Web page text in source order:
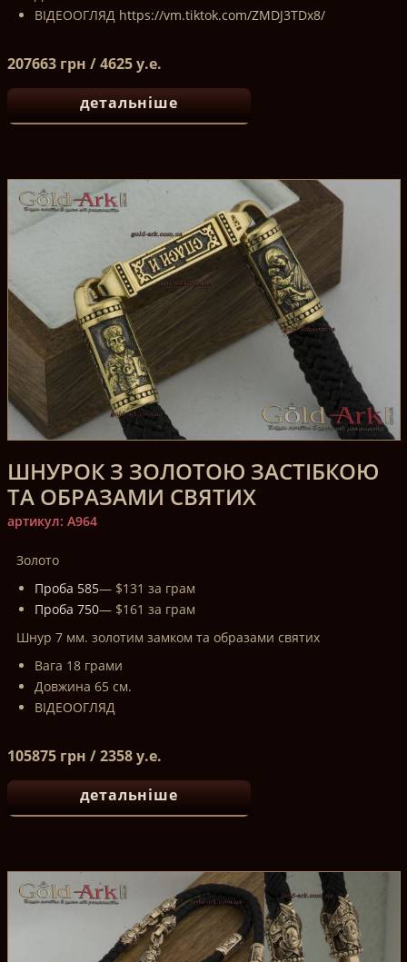
ВІДЕООГЛЯД https://vm.tiktok.com/ZMDJ3TDx8/
207663 грн / 4625 у.е.
детальніше
ШНУРОК З ЗОЛОТОЮ ЗАСТІБКОЮ
ТА ОБРАЗАМИ СВЯТИХ
артикул: A964
Золото
Проба 585— $131 за грам
Проба 750— $161 за грам
Шнур 7 мм. золотим замком та образами святих
Вага 18 грами
Довжина 65 см.
ВІДЕООГЛЯД
105875 грн / 2358 у.е.
детальніше